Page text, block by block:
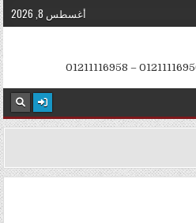
أغسطس 8, 2026